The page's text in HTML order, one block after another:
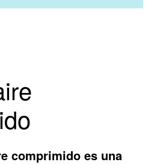
comprimido es una